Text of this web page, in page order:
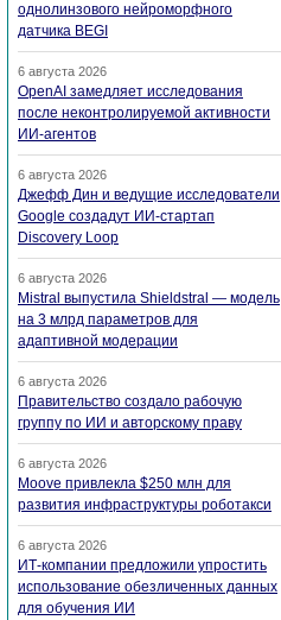
однолинзового нейроморфного
датчика BEGI
6 августа 2026
OpenAI замедляет исследования
после неконтролируемой активности
ИИ-агентов
6 августа 2026
Джефф Дин и ведущие исследователи
Google создадут ИИ-стартап
Discovery Loop
6 августа 2026
Mistral выпустила Shieldstral — модель
на 3 млрд параметров для
адаптивной модерации
6 августа 2026
Правительство создало рабочую
группу по ИИ и авторскому праву
6 августа 2026
Moove привлекла $250 млн для
развития инфраструктуры роботакси
6 августа 2026
ИТ-компании предложили упростить
использование обезличенных данных
для обучения ИИ